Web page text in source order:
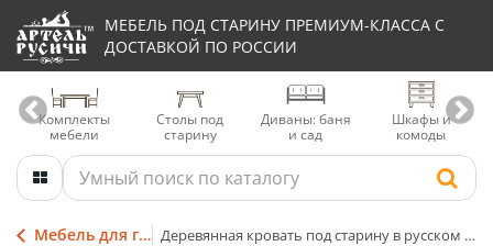
МЕБЕЛЬ ПОД СТАРИНУ ПРЕМИУМ-КЛАССА С
ДОСТАВКОЙ ПО РОССИИ
Комплекты
мебели
Столы под
старину
Диваны: баня
и сад
Шкафы и
комоды
Мебель для гостиниц Деревянная кровать под старину в русском стиле «Суздальская»